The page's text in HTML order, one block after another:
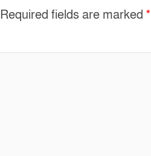
Required fields are marked*